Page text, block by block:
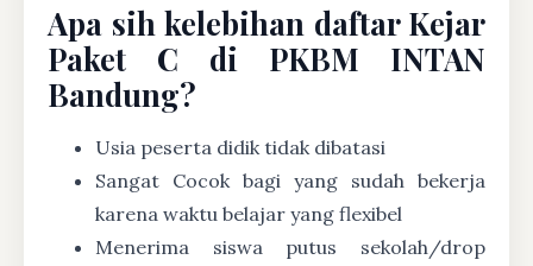
Apa sih kelebihan daftar Kejar
Paket C di PKBM INTAN
Bandung?
Usia peserta didik tidak dibatasi
Sangat Cocok bagi yang sudah bekerja
karena waktu belajar yang flexibel
Menerima siswa putus sekolah/drop